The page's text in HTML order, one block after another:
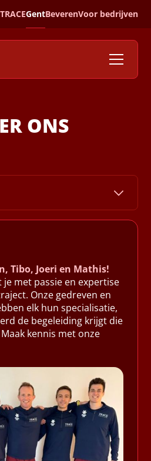
GentBeverenVoor bedrijven
ONS
Tibo, Joeri en Mathis!
je met passie en expertise
Onze gedreven en
elk hun specialisatie,
de begeleiding krijgt die
kennis met onze